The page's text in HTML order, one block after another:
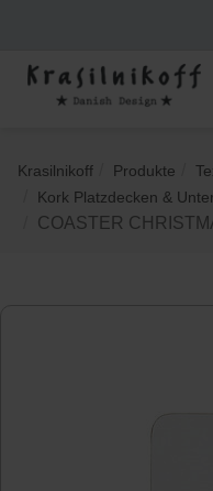
springen
sind
hier:
Krasilnikoff Produkte
Kork Platzdecken &
COASTER